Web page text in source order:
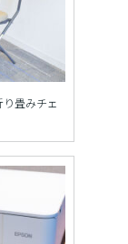
り畳みチェ